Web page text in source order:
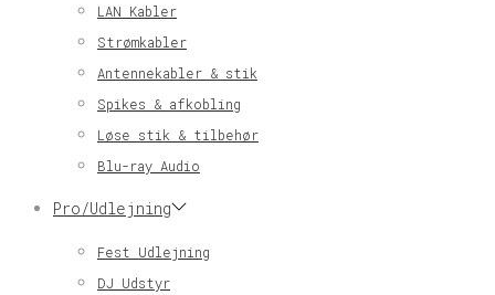
LAN Kabler
Strømkabler
Antennekabler & stik
Spikes & afkobling
Løse stik & tilbehør
Blu-ray Audio
Pro/Udlejning
Fest Udlejning
DJ Udstyr